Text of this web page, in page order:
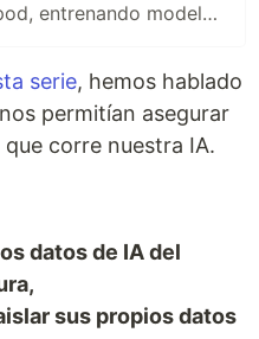
GenAI Series: Hyperpod, entrenando modelos en K8s
serie, hemos hablado
permitían asegurar
corre nuestra IA.
datos de IA del
sus propios datos